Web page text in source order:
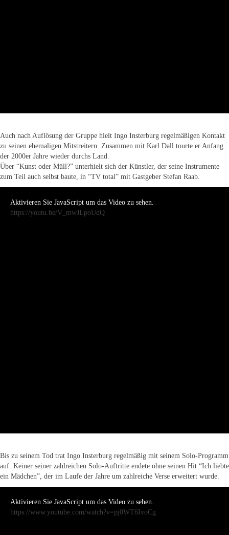
Auch nach Auflösung der Gruppe hielt Ingo Insterburg regelmäßigen Kontakt
zu seinen ehemaligen Mitstreitern. Zusammen mit Karl Dall tourte er Anfang
der 2000er Jahre wieder durchs Land.
Über “Kunst oder Müll?” unterhielt sich der Künstler, der seine Instrumente
zum Teil auch selbst baute, in “TV total” mit Gastgeber Stefan Raab.
Aktivieren Sie JavaScript um das Video zu sehen.
https://youtu.be/V_mwJLpoUdQ
Bis zu seinem Tod trat Ingo Insterburg regelmäßig mit seinem Solo-Programm
auf. Keiner seiner zahlreichen Solo-Auftritte endete ohne seinen Hit “Ich liebte
ein Mädchen”, der im Laufe der Jahre um zahlreiche Verse erweitert wurde.
Aktivieren Sie JavaScript um das Video zu sehen.
https://www.youtube.com/watch?v=pj0WT6IvoCg